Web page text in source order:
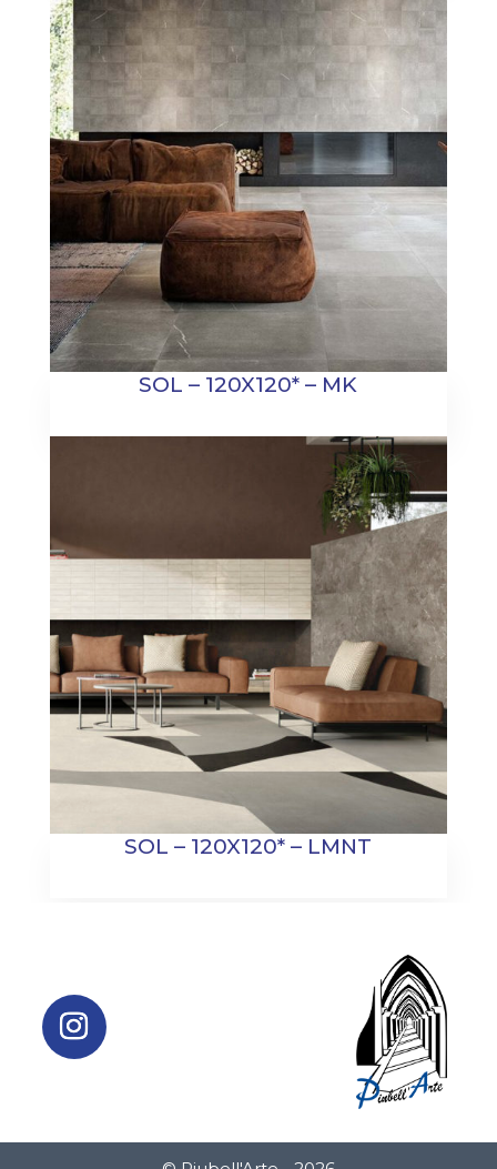
SOL – 120X120* – MK
SOL – 120X120* – LMNT